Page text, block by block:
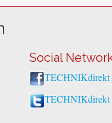
Social
TECHNIKdirekt
TECHNIKdirekt